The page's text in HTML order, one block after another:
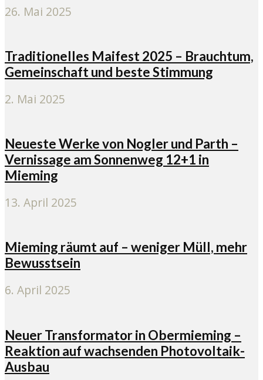
26. Mai 2025
Traditionelles Maifest 2025 – Brauchtum,
Gemeinschaft und beste Stimmung
2. Mai 2025
Neueste Werke von Nogler und Parth –
Vernissage am Sonnenweg 12+1 in
Mieming
13. April 2025
Mieming räumt auf – weniger Müll, mehr
Bewusstsein
6. April 2025
Neuer Transformator in Obermieming –
Reaktion auf wachsenden Photovoltaik-
Ausbau